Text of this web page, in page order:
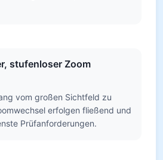
stufenloser Zoom
vom großen Sichtfeld zu
erfolgen fließend und
Prüfanforderungen.